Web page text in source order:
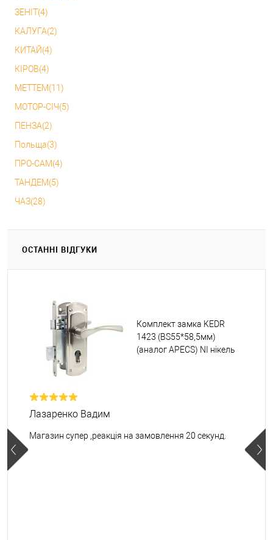
ЗЕНІТ(4)
КАЛУГА(2)
КИТАЙ(4)
КІРОВ(4)
МЕТТЕМ(11)
МОТОР-СІЧ(5)
ПЕНЗА(2)
Польща(3)
ПРО-САМ(4)
ТАНДЕМ(5)
ЧАЗ(28)
ОСТАННІ ВІДГУКИ
Комплект замка KEDR
1423 (BS55*58,5мм)
(аналог APECS) NI нікель
Лазаренко Вадим
Магазин супер ,реакція на замовлення 20 секунд.